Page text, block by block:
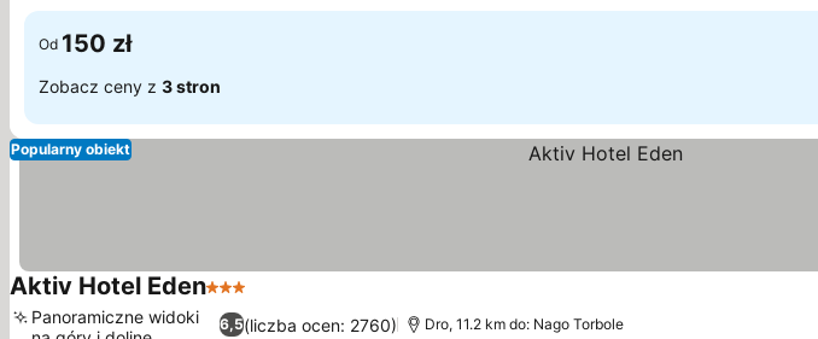
Od 150 zł
Zobacz ceny z 3 stron
Popularny obiekt
Aktiv Hotel Eden3 Kategoria
6,5(liczba ocen: 2760)
Panoramiczne widoki
Dro, 11.2 km do: Nago Torbole